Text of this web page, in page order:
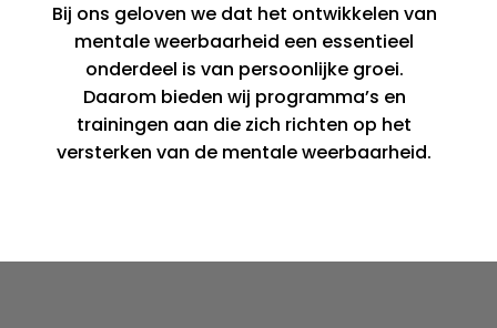
Bij ons geloven we dat het ontwikkelen van
mentale weerbaarheid een essentieel
onderdeel is van persoonlijke groei.
Daarom bieden wij programma’s en
trainingen aan die zich richten op het
versterken van de mentale weerbaarheid.